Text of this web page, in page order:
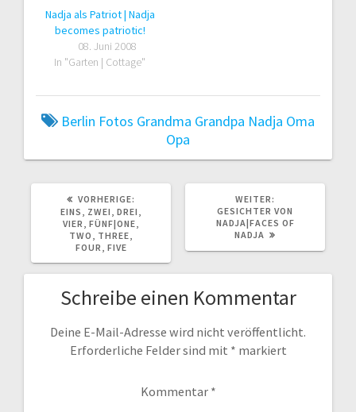
Nadja als Patriot | Nadja
becomes patriotic!
08. Juni 2008
In "Garten | Cottage"
Berlin Fotos Grandma Grandpa Nadja Oma
Opa
VORHERIGE:
BEITRAG:
EINS, ZWEI, DREI,
VIER, FÜNF|ONE,
TWO, THREE,
FOUR, FIVE
WEITER:
BEITRAG:
GESICHTER VON
NADJA|FACES OF
NADJA
Schreibe einen Kommentar
Deine E-Mail-Adresse wird nicht veröffentlicht.
Erforderliche Felder sind mit * markiert
Kommentar *